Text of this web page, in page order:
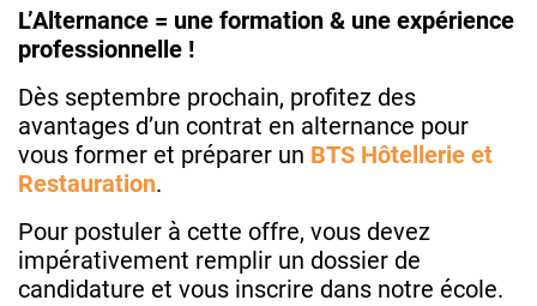
L’Alternance = une formation & une expérience
professionnelle !
Dès septembre prochain, profitez des
avantages d’un contrat en alternance pour
vous former et préparer un BTS Hôtellerie et
Restauration.
Pour postuler à cette offre, vous devez
impérativement remplir un dossier de
candidature et vous inscrire dans notre école.